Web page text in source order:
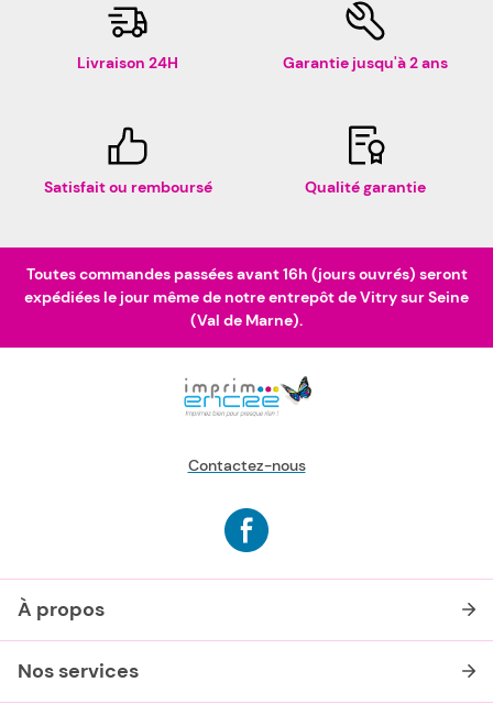
Livraison 24H Garantie jusqu'à 2 ans
Satisfait ou remboursé Qualité garantie
Toutes commandes passées avant 16h (jours ouvrés) seront
expédiées le jour même de notre entrepôt de Vitry sur Seine
(Val de Marne).
Contactez-nous
À propos
Nos services